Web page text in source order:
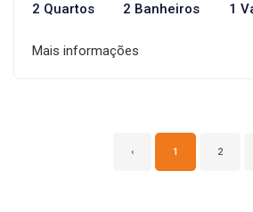
2 Quartos 2 Banheiros 1
Mais informações
‹ 1 2